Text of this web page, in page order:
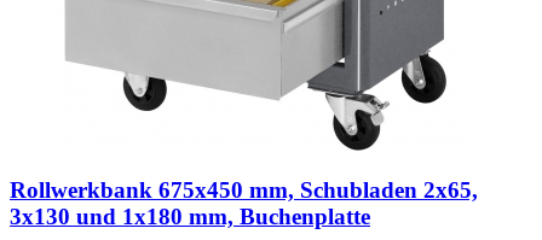
Rollwerkbank 675x450 mm, Schubladen 2x65,
3x130 und 1x180 mm, Buchenplatte